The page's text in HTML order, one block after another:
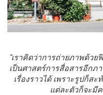
“เราคิดว่าการถ่ายภาพด้ว
เป็นศาสตร์การสื่อสารอีกภ
เรื่องราวได้ เพราะรูปก็ส
แต่ละตัวก็จะมี